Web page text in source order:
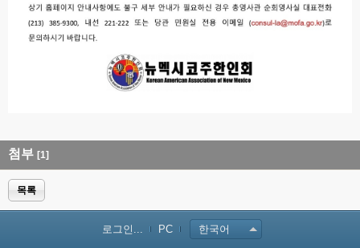
첨부 [1]
목록
로그인... PC 한국어